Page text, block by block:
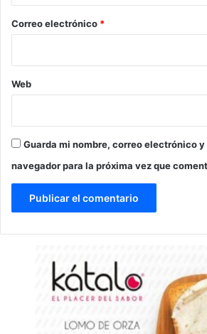
*
Correo electrónico *
Web
Guarda mi nombre, correo electrónico y
navegador para la próxima vez que